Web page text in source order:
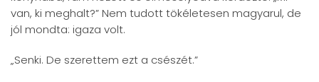
van, ki meghalt?” Nem tudott tökéletesen magyarul, de
jól mondta: igaza volt.
„Senki. De szerettem ezt a csészét.”